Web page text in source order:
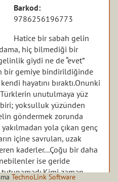
Barkod:
9786256196773
Hatice bir sabah gelin
hiç bilmediği bir
giydi ne de “evet”
bir gemiye bindirildiğinde
hayatını bıraktı.Onunki
Türklerin unutulmaya yüz
yoksulluk yüzünden
göndermek zorunda
yola çıkan genç
içine savrulan, uzak
kaderler...Çoğu bir daha
ise geride
tutunamadı.Kimi zaman
TechnoLink Software